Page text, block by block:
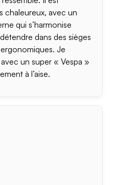
chaleureux, avec un
qui s’harmonise
dans des sièges
Je
un super « Vespa »
à l’aise.